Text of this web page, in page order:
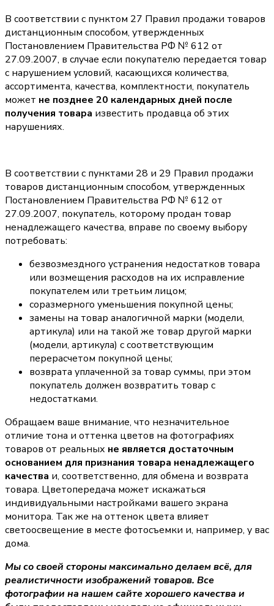
В соответствии с пунктом 27 Правил продажи товаров
дистанционным способом, утвержденных
Постановлением Правительства РФ № 612 от
27.09.2007, в случае если покупателю передается товар
с нарушением условий, касающихся количества,
ассортимента, качества, комплектности, покупатель
может не позднее 20 календарных дней после
получения товара известить продавца об этих
нарушениях.
В соответствии с пунктами 28 и 29 Правил продажи
товаров дистанционным способом, утвержденных
Постановлением Правительства РФ № 612 от
27.09.2007, покупатель, которому продан товар
ненадлежащего качества, вправе по своему выбору
потребовать:
безвозмездного устранения недостатков товара
или возмещения расходов на их исправление
покупателем или третьим лицом;
соразмерного уменьшения покупной цены;
замены на товар аналогичной марки (модели,
артикула) или на такой же товар другой марки
(модели, артикула) с соответствующим
перерасчетом покупной цены;
возврата уплаченной за товар суммы, при этом
покупатель должен возвратить товар с
недостатками.
Обращаем ваше внимание, что незначительное
отличие тона и оттенка цветов на фотографиях
товаров от реальных не является достаточным
основанием для признания товара ненадлежащего
качества и, соответственно, для обмена и возврата
товара. Цветопередача может искажаться
индивидуальными настройками вашего экрана
монитора. Так же на оттенок цвета влияет
светоосвещение в месте фотосъемки и, например, у вас
дома.
Мы со своей стороны максимально делаем всё, для
реалистичности изображений товаров. Все
фотографии на нашем сайте хорошего качества и